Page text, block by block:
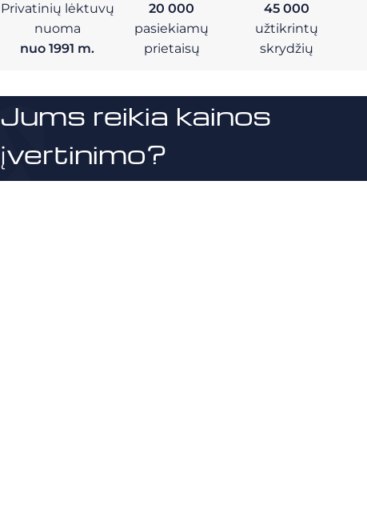
Privatinių lėktuvų
nuoma
nuo 1991 m.
20 000
pasiekiamų
prietaisų
45 000
užtikrintų
skrydžių
Jums reikia kainos
įvertinimo?